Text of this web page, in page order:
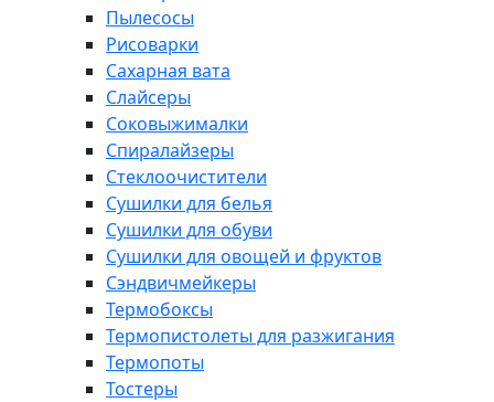
Пылесосы
Рисоварки
Сахарная вата
Слайсеры
Соковыжималки
Спиралайзеры
Стеклоочистители
Сушилки для белья
Сушилки для обуви
Сушилки для овощей и фруктов
Сэндвичмейкеры
Термобоксы
Термопистолеты для разжигания
Термопоты
Тостеры